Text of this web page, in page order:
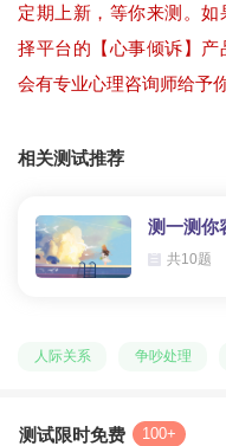
定期上新，等你来测。
择平台的【心事倾诉】产
会有专业心理咨询师给予
相关测试推荐
测一测你
共10题
人际关系 争吵处理
测试限时免费 100+